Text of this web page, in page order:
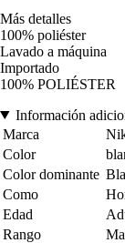
Más detalles
100% poliéster
Lavado a máquina
Importado
100% POLIÉSTER
Información
Marca
Color
Color dominante
Como
Edad
Rango